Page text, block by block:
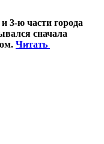
3-ю части города
сначала
Читать